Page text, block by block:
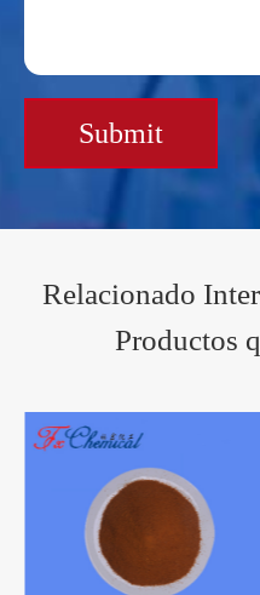
Submit
Relacionado
Productos